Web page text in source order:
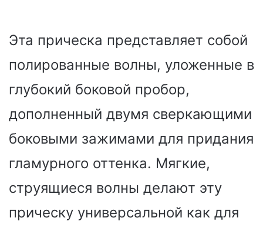
Эта прическа представляет собой
полированные волны, уложенные в
глубокий боковой пробор,
дополненный двумя сверкающими
боковыми зажимами для придания
гламурного оттенка. Мягкие,
струящиеся волны делают эту
прическу универсальной как для